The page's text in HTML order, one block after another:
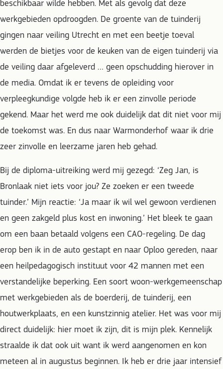
beschikbaar wilde hebben. Met als gevolg dat deze
werkgebieden opdroogden. De groente van de tuinderij
gingen naar veiling Utrecht en met een beetje toeval
werden de bietjes voor de keuken van de eigen tuinderij via
de veiling daar afgeleverd … geen opschudding hierover in
de media. Omdat ik er tevens de opleiding voor
verpleegkundige volgde heb ik er een zinvolle periode
gekend. Maar het werd me ook duidelijk dat dit niet voor mij
de toekomst was. En dus naar Warmonderhof waar ik drie
zeer zinvolle en leerzame jaren heb gehad.
Bij de diploma-uitreiking werd mij gezegd: ‘Zeg Jan, is
Bronlaak niet iets voor jou? Ze zoeken er een tweede
tuinder.’ Mijn reactie: ‘Ja maar ik wil wel gewoon verdienen
en geen zakgeld plus kost en inwoning.’ Het bleek te gaan
om een baan betaald volgens een CAO-regeling. De dag
erop ben ik in de auto gestapt en naar Oploo gereden, naar
een heilpedagogisch instituut voor 42 mannen met een
verstandelijke beperking. Een soort woon-werkgemeenschap
met werkgebieden als de boerderij, de tuinderij, een
houtwerkplaats, en een kunstzinnig atelier. Het was voor mij
direct duidelijk: hier moet ik zijn, dit is mijn plek. Kennelijk
straalde ik dat ook uit want ik werd aangenomen en kon
meteen al in augustus beginnen. Ik heb er drie jaar intensief